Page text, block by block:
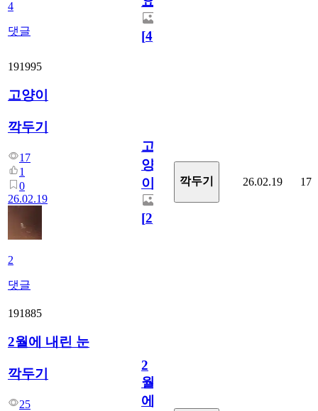
4
댓글 [4]
191995
고양이
깍두기
17
1
0
26.02.19
2
댓글
고
양
이
[2]
깍두기 26.02.19 17
191885
2월에 내린 눈
깍두기
25
2
월
에